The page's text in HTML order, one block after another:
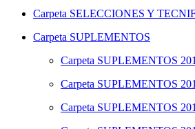
Carpeta SELECCIONES Y
Carpeta SUPLEMENTOS
Carpeta SUPLEMENTOS
Carpeta SUPLEMENTOS
Carpeta SUPLEMENTOS